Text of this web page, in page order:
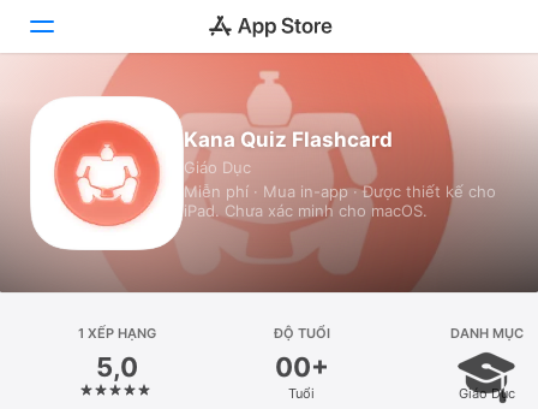
Hôm nay
Trò chơi
Ứng dụng
Tìm kiếm
Nền tảng
iPhone
Kana Quiz Flashcard
Giáo Dục
Miễn phí · Mua in-app · Được thiết kế cho
iPad. Chưa xác minh cho macOS.
1 XẾP HẠNG
5,0
ĐỘ TUỔI
00+
Tuổi
DANH MỤC
Giáo Dục